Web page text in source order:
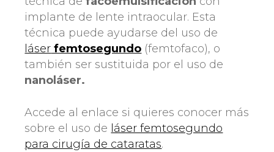
implante de lente intraocular. Esta
técnica puede ayudarse del uso de
láser femtosegundo (femtofaco), o
también ser sustituida por el uso de
nanoláser.
Accede al enlace si quieres conocer más
sobre el uso de láser femtosegundo
para cirugía de cataratas.